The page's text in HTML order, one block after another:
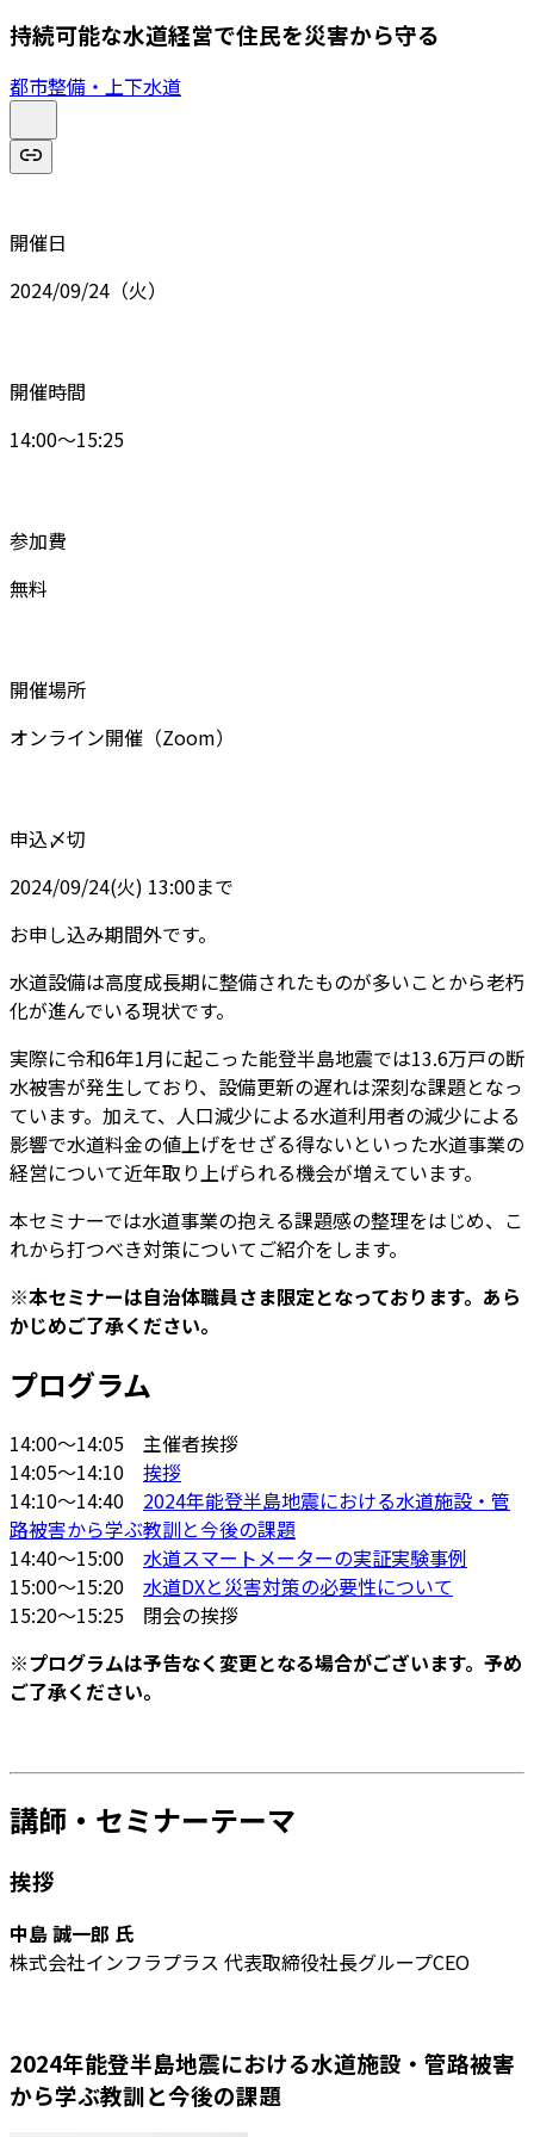
持続可能な水道経営で住民を災害から守る
都市整備・上下水道
開催日
2024/09/24（火）
開催時間
14:00～15:25
参加費
無料
開催場所
オンライン開催（Zoom）
申込〆切
2024/09/24(火) 13:00まで
お申し込み期間外です。
水道設備は高度成長期に整備されたものが多いことから老朽
化が進んでいる現状です。
実際に令和6年1月に起こった能登半島地震では13.6万戸の断
水被害が発生しており、設備更新の遅れは深刻な課題となっ
ています。加えて、人口減少による水道利用者の減少による
影響で水道料金の値上げをせざる得ないといった水道事業の
経営について近年取り上げられる機会が増えています。
本セミナーでは水道事業の抱える課題感の整理をはじめ、こ
れから打つべき対策についてご紹介をします。
※本セミナーは自治体職員さま限定となっております。あら
かじめご了承ください。
プログラム
14:00～14:05 主催者挨拶
14:05～14:10 挨拶
14:10～14:40 2024年能登半島地震における水道施設・管
路被害から学ぶ教訓と今後の課題
14:40～15:00 水道スマートメーターの実証実験事例
15:00～15:20 水道DXと災害対策の必要性について
15:20～15:25 閉会の挨拶
※プログラムは予告なく変更となる場合がございます。予め
ご了承ください。
講師・セミナーテーマ
挨拶
中島 誠一郎 氏
株式会社インフラプラス 代表取締役社長グループCEO
2024年能登半島地震における水道施設・管路被害
から学ぶ教訓と今後の課題